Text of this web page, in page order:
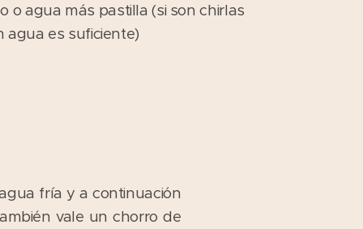
o agua más pastilla (si son chirlas
agua es suficiente)
fría y a continuación
vale un chorro de